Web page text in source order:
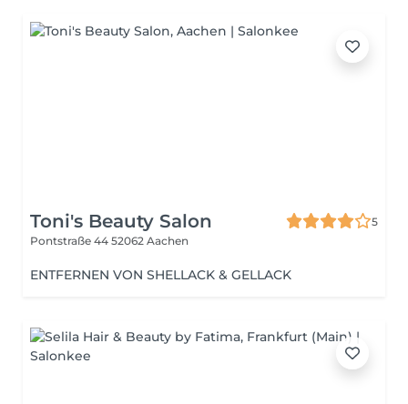
Toni's Beauty Salon
5
Pontstraße 44 52062 Aachen
ENTFERNEN VON SHELLACK & GELLACK